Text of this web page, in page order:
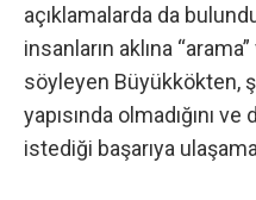
açıklamalarda da
insanların aklına
söyleyen Büyükkökten,
yapısında olmadığını
istediği başarıya